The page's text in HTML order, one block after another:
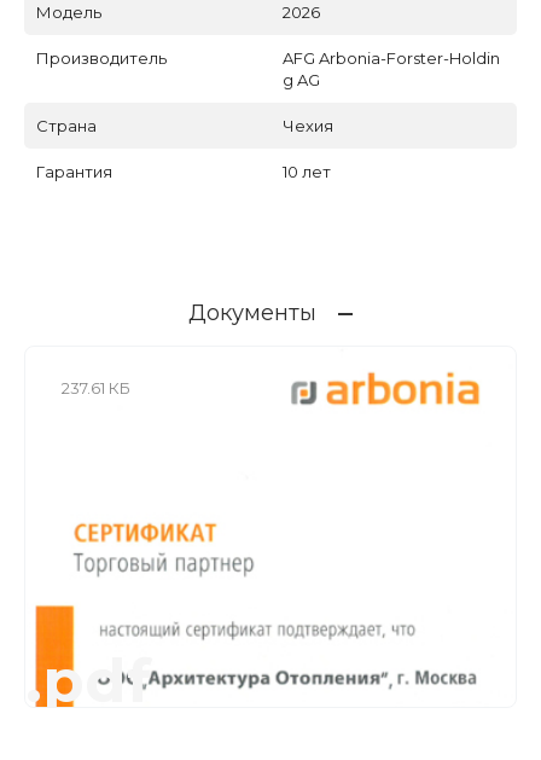
Модель 2026
Производитель
AFG Arbonia-Forster-Holdin
g AG
Страна Чехия
Гарантия 10 лет
Документы
237.61 КБ
.pdf